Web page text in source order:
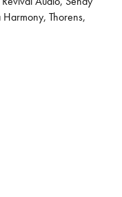
Harmony, Thorens,